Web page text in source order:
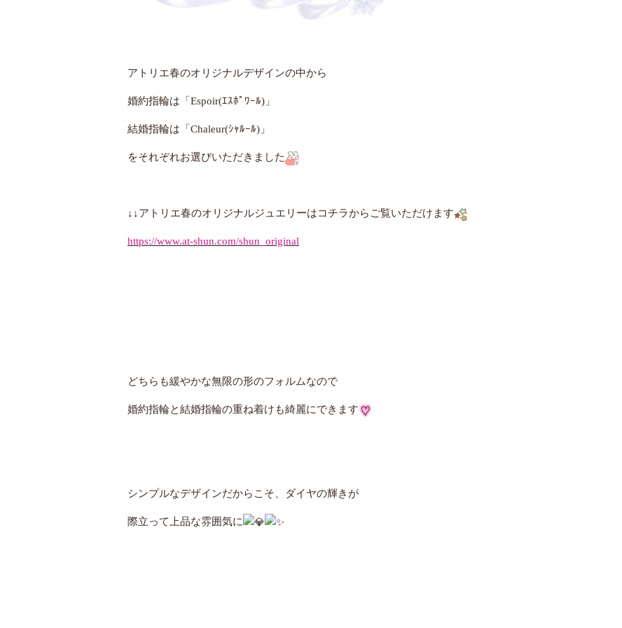
アトリエ春のオリジナルデザインの中から
婚約指輪は「Espoir(ｴｽﾎﾟﾜｰﾙ)」
結婚指輪は「Chaleur(ｼｬﾙｰﾙ)」
をそれぞれお選びいただきました
↓↓アトリエ春のオリジナルジュエリーはコチラからご覧いただけます
https://www.at-shun.com/shun_original
どちらも緩やかな無限の形のフォルムなので
婚約指輪と結婚指輪の重ね着けも綺麗にできます
シンプルなデザインだからこそ、ダイヤの輝きが
際立って上品な雰囲気に